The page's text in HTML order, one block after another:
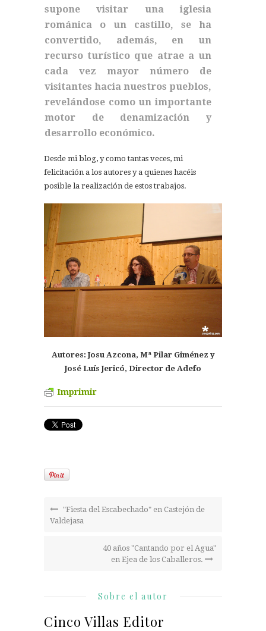
supone visitar una iglesia
románica o un castillo, se ha
convertido, además, en un
recurso turístico que atrae a un
cada vez mayor número de
visitantes hacia nuestros pueblos,
revelándose como un importante
motor de denamización y
desarrollo económico.
Desde mi blog, y como tantas veces, mi
felicitación a los autores y a quienes hacéis
posible la realización de estos trabajos.
Autores: Josu Azcona, Mª Pilar Giménez y
José Luís Jericó, Director de Adefo
Imprimir
"Fiesta del Escabechado" en Castejón de
Valdejasa
40 años "Cantando por el Agua"
en Ejea de los Caballeros.
Sobre el autor
Cinco Villas Editor